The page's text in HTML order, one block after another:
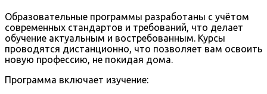
Образовательные программы разработаны с учётом
современных стандартов и требований, что делает
обучение актуальным и востребованным. Курсы
проводятся дистанционно, что позволяет вам освоить
новую профессию, не покидая дома.
Программа включает изучение: